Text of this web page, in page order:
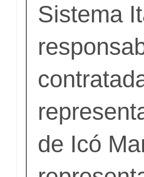
Sistema
de Icó